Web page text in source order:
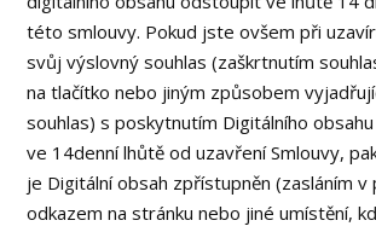
této smlouvy. Pokud jste ovšem při
svůj výslovný souhlas (zaškrtnutím
na tlačítko nebo jiným způsobem
souhlas) s poskytnutím Digitálního
ve 14denní lhůtě od uzavření Smlouvy,
je Digitální obsah zpřístupněn (zasláním v
odkazem na stránku nebo jiné umístění,